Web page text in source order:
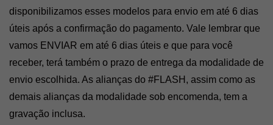
disponibilizamos esses modelos para envio em até 6 dias
úteis após a confirmação do pagamento. Vale lembrar que
vamos ENVIAR em até 6 dias úteis e que para você
receber, terá também o prazo de entrega da modalidade de
envio escolhida. As alianças do #FLASH, assim como as
demais alianças da modalidade sob encomenda, tem a
gravação inclusa.